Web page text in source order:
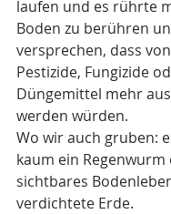
laufen und es rührte
Boden zu berühren
versprechen, dass
Pestizide, Fungizide
Düngemittel mehr
werden würden.
Wo wir auch gruben:
kaum ein
sichtbares
verdichtete Erde.